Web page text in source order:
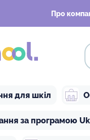
Про
для шкіл
за програмою